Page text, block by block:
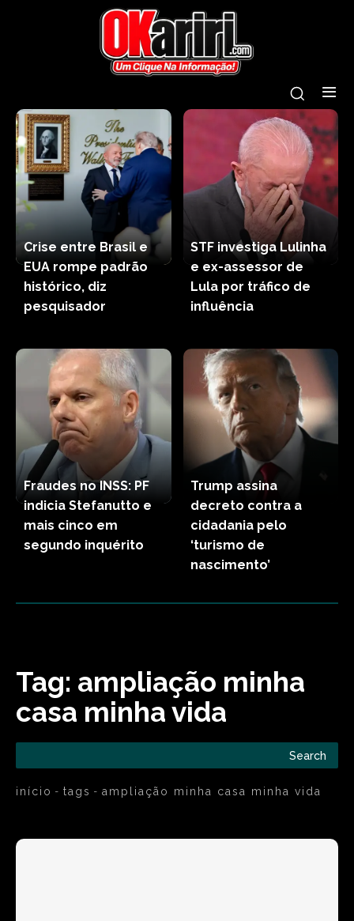
Crise entre Brasil e
EUA rompe padrão
histórico, diz
pesquisador
STF investiga Lulinha
e ex-assessor de
Lula por tráfico de
influência
Fraudes no INSS: PF
indicia Stefanutto e
mais cinco em
segundo inquérito
Trump assina
decreto contra a
cidadania pelo
‘turismo de
nascimento’
Tag: ampliação minha
casa minha vida
Search
início tags ampliação minha casa minha vida